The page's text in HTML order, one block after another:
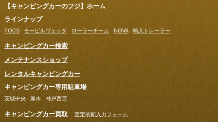
【キャンピングカーのフジ】ホーム
ラインナップ
FOCS モービルヴェッタ ローラーチーム NOVA 輸入トレーラー
キャンピングカー検索
メンテナンスショップ
レンタルキャンピングカー
キャンピングカー専用駐車場
茨城中央 厚木 神戸西宮
キャンピングカー買取 査定依頼入力フォーム